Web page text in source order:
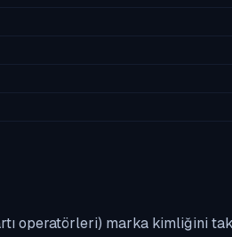
operatörleri) marka kimliğini